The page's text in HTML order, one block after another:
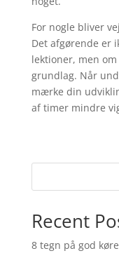
For nogle bliver
Det afgørende er
lektioner, men
grundlag. Når
mærke din
af timer mindre
Recent
8 tegn på god